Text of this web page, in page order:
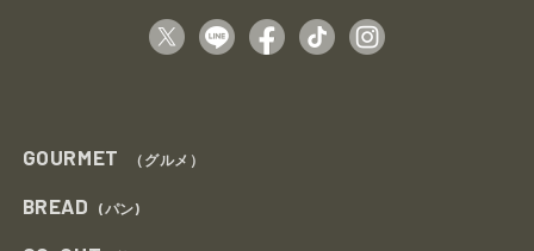
GOURMET （グルメ）
BREAD (パン)